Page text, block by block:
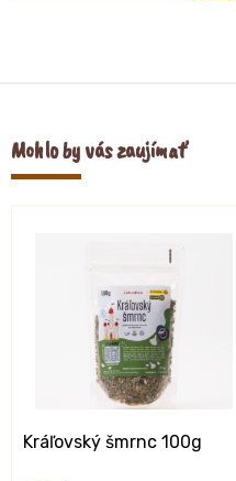
Mohlo by vás zaujímať
Kráľovský šmrnc 100g